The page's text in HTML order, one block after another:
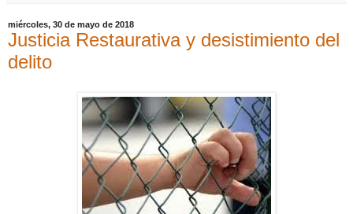
miércoles, 30 de mayo de 2018
Justicia Restaurativa y desistimiento del
delito